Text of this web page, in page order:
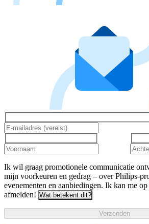
Ik wil graag promotionele communicatie
mijn voorkeuren en gedrag – over Philips-
evenementen en aanbiedingen. Ik kan me
afmelden! Wat betekent dit?
Verzenden